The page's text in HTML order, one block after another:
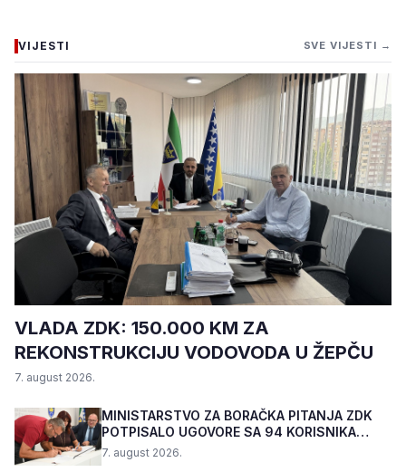
VIJESTI SVE VIJESTI →
VLADA ZDK: 150.000 KM ZA
REKONSTRUKCIJU VODOVODA U ŽEPČU
7. august 2026.
MINISTARSTVO ZA BORAČKA PITANJA ZDK
POTPISALO UGOVORE SA 94 KORISNIKA
PROGRAMA "BIZNIS PL...
7. august 2026.